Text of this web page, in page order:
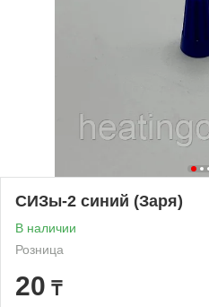
СИЗы-2 синий (Заря)
В наличии
Розница
20 ₸